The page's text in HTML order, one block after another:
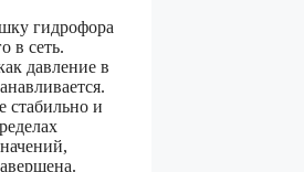
гидрофора
в сеть.
давление в
стабильно и